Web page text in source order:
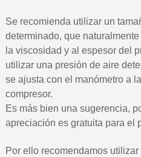
Se recomienda utilizar un
determinado, que
la viscosidad y al espesor del
utilizar una presión de aire
se ajusta con el manómetro a
compresor.
Es más bien una sugerencia,
apreciación es gratuita para el
Por ello recomendamos